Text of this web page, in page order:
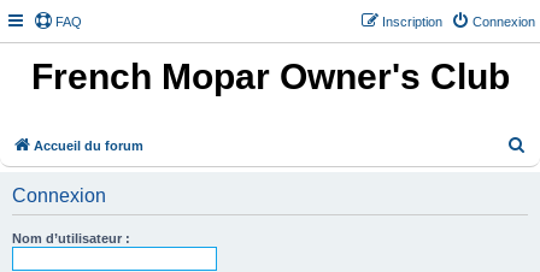
FAQ Connexion
Inscription
French Mopar Owner's Club
Accueil du forum
Connexion
Nom d’utilisateur :